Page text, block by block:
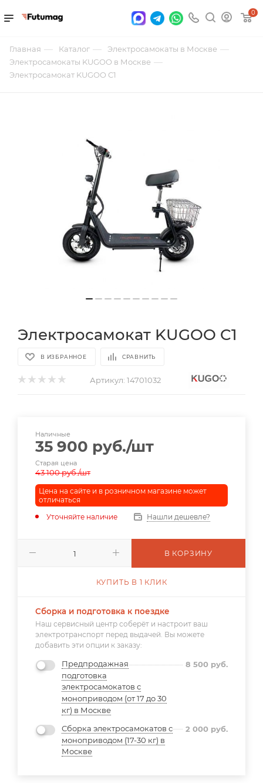
0
Главная — Каталог — Электросамокаты в Москве —
Электросамокаты KUGOO в Москве —
Электросамокат KUGOO C1
Электросамокат KUGOO C1
В ИЗБРАННОЕ СРАВНИТЬ
Артикул: 14701032
Наличные
35 900 руб./шт
Старая цена
43 100руб./шт
Цена на сайте и в розничном магазине может
отличаться
Уточняйте наличие
Нашли дешевле?
В КОРЗИНУ
КУПИТЬ В 1 КЛИК
Сборка и подготовка к поездке
Наш сервисный центр соберёт и настроит ваш
электротранспорт перед выдачей. Вы можете
добавить эти опции к заказу:
Предпродажная
подготовка
электросамокатов с
моноприводом (от 17 до 30
кг) в Москве
8 500 руб.
Сборка электросамокатов с
моноприводом (17-30 кг) в
Москве
2 000 руб.